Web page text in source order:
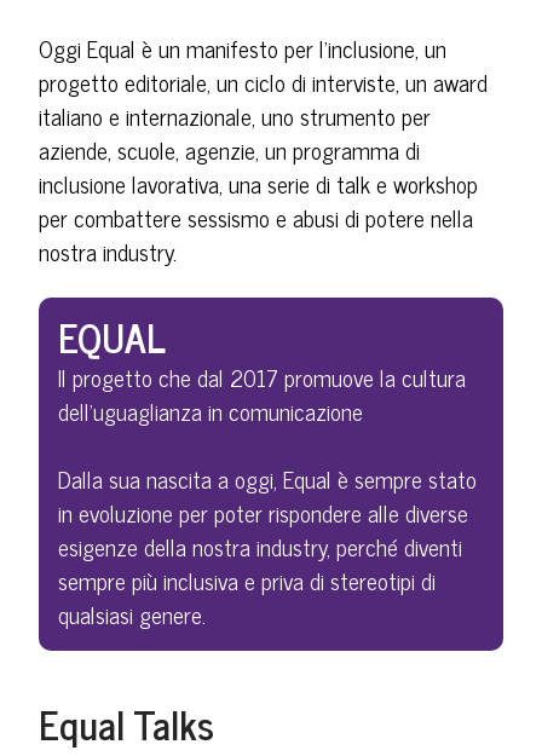
Oggi Equal è un manifesto per l’inclusione, un
progetto editoriale, un ciclo di interviste, un award
italiano e internazionale, uno strumento per
aziende, scuole, agenzie, un programma di
inclusione lavorativa, una serie di talk e workshop
per combattere sessismo e abusi di potere nella
nostra industry.
EQUAL
Il progetto che dal 2017 promuove la cultura
dell’uguaglianza in comunicazione
Dalla sua nascita a oggi, Equal è sempre stato
in evoluzione per poter rispondere alle diverse
esigenze della nostra industry, perché diventi
sempre più inclusiva e priva di stereotipi di
qualsiasi genere.
Equal Talks